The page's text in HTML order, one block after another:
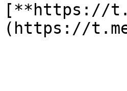
[**https://